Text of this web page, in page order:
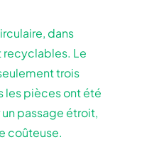
dans
recyclables. Le
trois
les pièces ont été
passage étroit,
coûteuse.